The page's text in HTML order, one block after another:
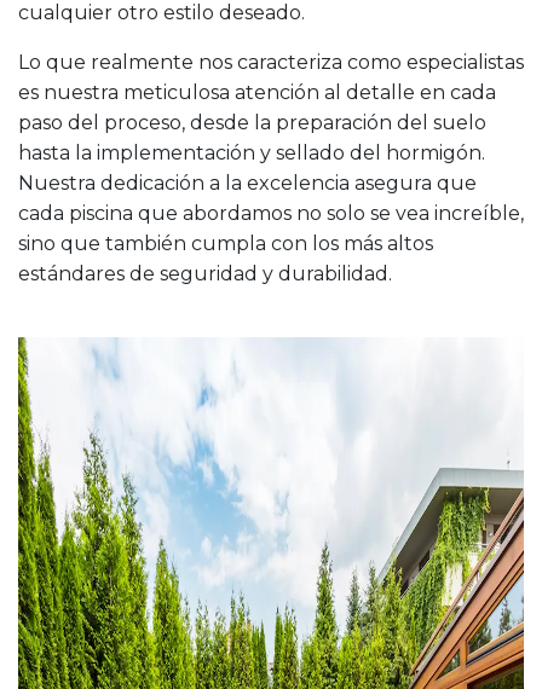
cualquier otro estilo deseado.
Lo que realmente nos caracteriza como especialistas
es nuestra meticulosa atención al detalle en cada
paso del proceso, desde la preparación del suelo
hasta la implementación y sellado del hormigón.
Nuestra dedicación a la excelencia asegura que
cada piscina que abordamos no solo se vea increíble,
sino que también cumpla con los más altos
estándares de seguridad y durabilidad.